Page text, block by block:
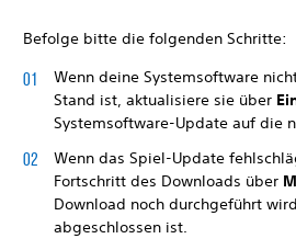
Befolge bitte die folgenden Schritte:
Wenn deine Systemsoftware
Stand ist, aktualisiere sie über
Systemsoftware-Update auf die
Wenn das Spiel-Update
Fortschritt des Downloads über
Download noch durchgeführt
abgeschlossen ist.